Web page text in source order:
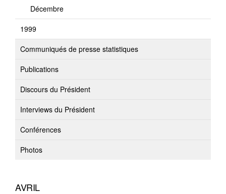
Décembre
1999
Communiqués de presse statistiques
Publications
Discours du Président
Interviews du Président
Conférences
Photos
AVRIL